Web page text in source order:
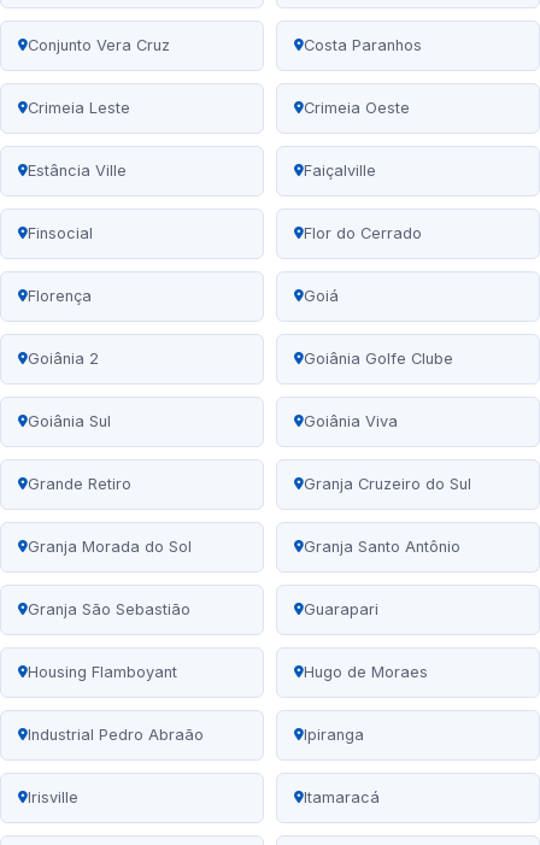
Conjunto Vera Cruz Costa Paranhos
Crimeia Leste Crimeia Oeste
Estância Ville Faiçalville
Finsocial Flor do Cerrado
Florença Goiá
Goiânia 2 Goiânia Golfe Clube
Goiânia Sul Goiânia Viva
Grande Retiro Granja Cruzeiro do Sul
Granja Morada do Sol Granja Santo Antônio
Granja São Sebastião Guarapari
Housing Flamboyant Hugo de Moraes
Industrial Pedro Abraão Ipiranga
Irisville Itamaracá